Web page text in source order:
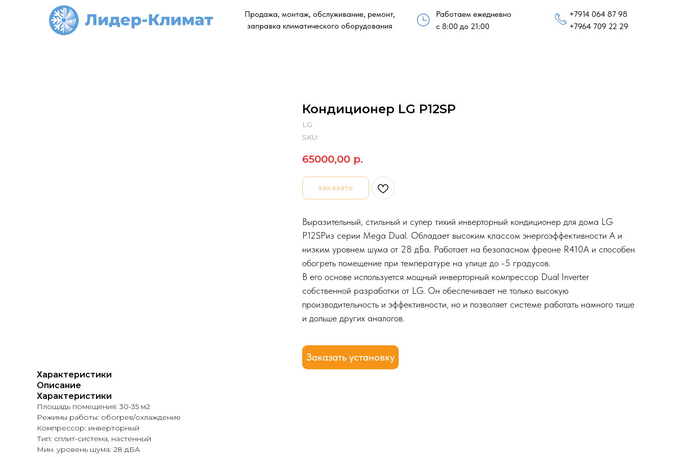
Работаем ежедневно
с 8:00 до 21:00
+7914 064 87 98
+7964 709 22 29
Продажа, монтаж, обслуживание, ремонт,
заправка климатического оборудования
Кондиционер LG P12SP
LG
SKU:
65000,00 р.
заказать
Выразительный, стильный и супер тихий инверторный кондиционер для дома LG
P12SPиз серии Mega Dual. Обладает высоким классом энергоэффективности А и
низким уровнем шума от 28 дБа. Работает на безопасном фреоне R410A и способен
обогреть помещение при температуре на улице до -5 градусов.
В его основе используется мощный инверторный компрессор Dual Inverter
собственной разработки от LG. Он обеспечивает не только высокую
производительность и эффективности, но и позволяет системе работать намного тише
и дольше других аналогов.
Заказать установку
Характеристики
Описание
Характеристики
Площадь помещения: 30-35 м2
Режимы работы: обогрев/охлаждение
Компрессор: инверторный
Тип: сплит-система, настенный
Мин. уровень шума: 28 дБА